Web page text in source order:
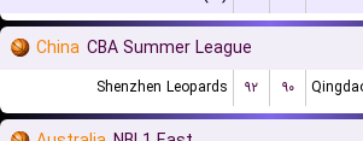
China CBA Summer League
Shenzhen Leopards ۹۲ ۹۰